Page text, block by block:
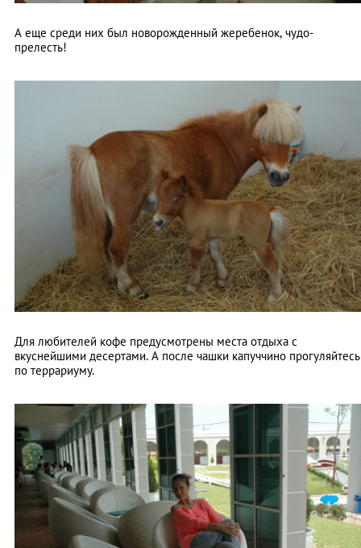
А еще среди них был новорожденный жеребенок, чудо-
прелесть!
Для любителей кофе предусмотрены места отдыха с
вкуснейшими десертами. А после чашки капуччино прогуляйтесь
по террариуму.